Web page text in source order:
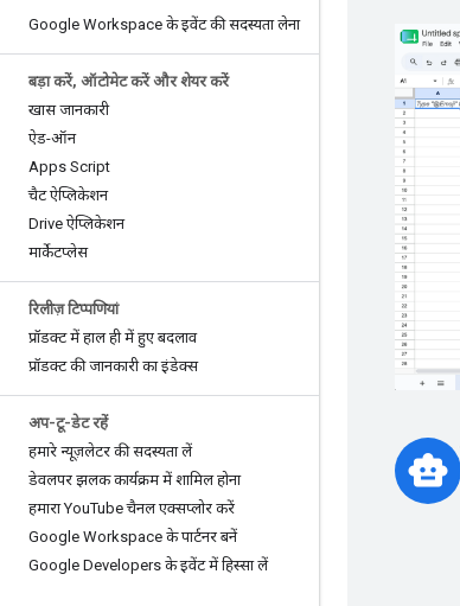
Google Workspace के इवेंट की सदस्यता लेना
बड़ा करें, ऑटोमेट करें और शेयर करें
खास जानकारी
ऐड-ऑन
Apps Script
चैट ऐप्लिकेशन
Drive ऐप्लिकेशन
मार्केटप्लेस
रिलीज़ टिप्पणियां
प्रॉडक्ट में हाल ही में हुए बदलाव
प्रॉडक्ट की जानकारी का इंडेक्स
अप-टू-डेट रहें
हमारे न्यूज़लेटर की सदस्यता लें
डेवलपर झलक कार्यक्रम में शामिल होना
हमारा YouTube चैनल एक्सप्लोर करें
Google Workspace के पार्टनर बनें
Google Developers के इवेंट में हिस्सा लें
smart_toy